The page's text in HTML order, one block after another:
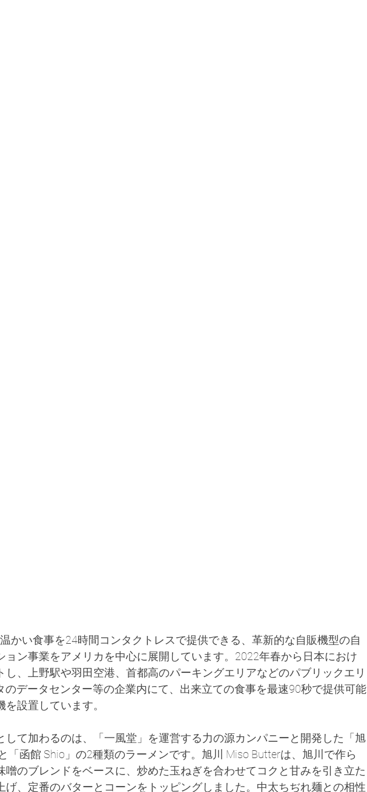
かい食事を24時間コンタクトレスで提供できる、革新的な自販機型の自
ョン事業をアメリカを中心に展開しています。2022年春から日本におけ
し、上野駅や羽田空港、首都高のパーキングエリアなどのパブリックエリ
のデータセンター等の企業内にて、出来立ての食事を最速90秒で提供可能
設置しています。
して加わるのは、「一風堂」を運営する力の源カンパニーと開発した「旭
「函館 Shio」の2種類のラーメンです。旭川 Miso Butterは、旭川で作ら
噌のブレンドをベースに、炒めた玉ねぎを合わせてコクと甘みを引き立た
げ、定番のバターとコーンをトッピングしました。中太ちぢれ麺との相性